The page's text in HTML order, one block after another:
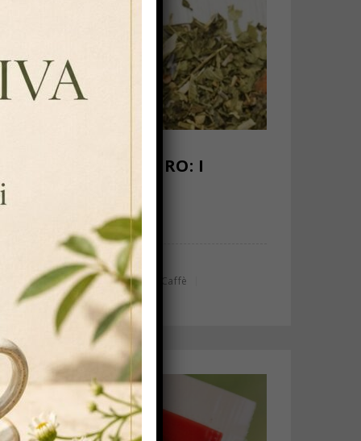
E TANTO ALTRO: I
Dolcificanti,Caffè Solubile
Caffè